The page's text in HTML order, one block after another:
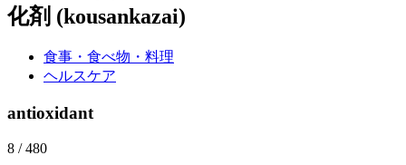
化剤 (kousankazai)
食事・食べ物・料理
ヘルスケア
antioxidant
8 / 480